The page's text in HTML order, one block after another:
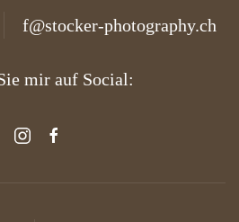
f@stocker-photography.ch
mir auf Social: